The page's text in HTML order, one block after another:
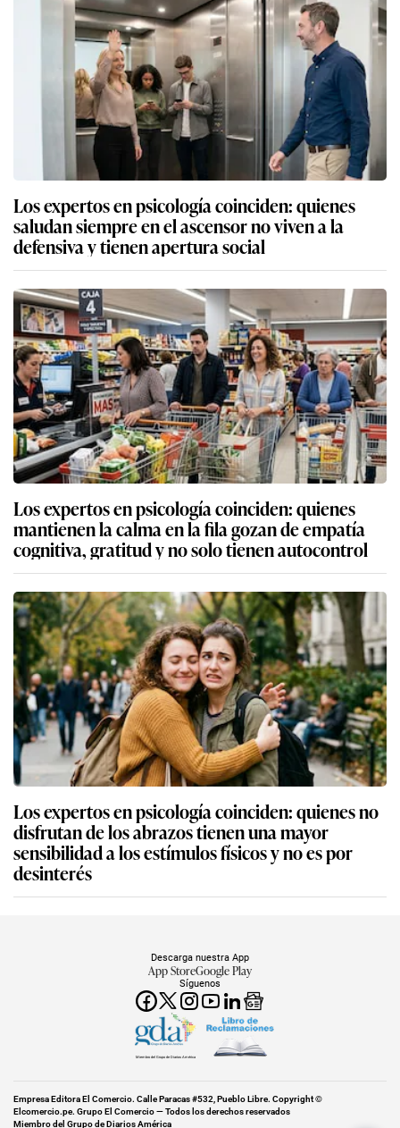
Los expertos en psicología coinciden: quienes
saludan siempre en el ascensor no viven a la
defensiva y tienen apertura social
Los expertos en psicología coinciden: quienes
mantienen la calma en la fila gozan de empatía
cognitiva, gratitud y no solo tienen autocontrol
Los expertos en psicología coinciden: quienes no
disfrutan de los abrazos tienen una mayor
sensibilidad a los estímulos físicos y no es por
desinterés
Síguenos
Descarga nuestra App
App StoreGoogle Play
Miembro del Grupo de Diarios América
Empresa Editora El Comercio. Calle Paracas #532, Pueblo Libre. Copyright ©
Elcomercio.pe. Grupo El Comercio — Todos los derechos reservados
Miembro del Grupo de Diarios América